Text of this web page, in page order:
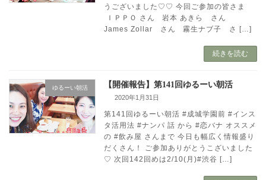
うございました♡♡ 今回ご参加の皆さま
ＩＰＰＯ さん 岩本 あきら さん
James Zollar さん 霧生ナブ子 さ […]
続きを読む
ゆるーい朝活 【開催報告】第141回ゆるーい朝活
2020年1月31日
第141回ゆるーい朝活 #成城学園前 #インス
タ活用法 #ナンパ 話 から #恋バナ オススメ
の #飲み屋 さんまで 今日も幅広く情報盛り
だくさん！ ご参加ありがとうこざいました
♡ 次回142回めは2/10(月)#渋谷 […]